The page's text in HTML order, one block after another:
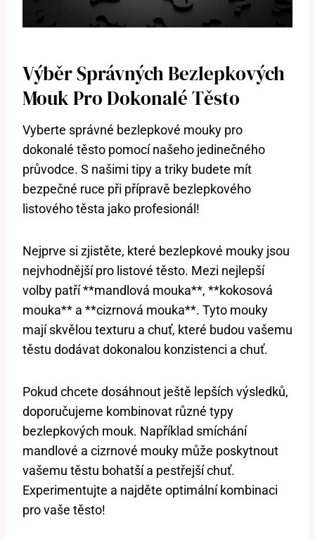
Výběr Správných Bezlepkových
Mouk Pro Dokonalé Těsto
Vyberte správné bezlepkové mouky pro
dokonalé těsto pomocí našeho jedinečného
průvodce. S našimi tipy a triky budete mít
bezpečné ruce při přípravě bezlepkového
listového těsta jako profesionál!
Nejprve si zjistěte, které bezlepkové mouky jsou
nejvhodnější pro listové těsto. Mezi nejlepší
volby patří **mandlová mouka**, **kokosová
mouka** a **cizrnová mouka**. Tyto mouky
mají skvělou texturu a chuť, které budou vašemu
těstu dodávat dokonalou konzistenci a chuť.
Pokud chcete dosáhnout ještě lepších výsledků,
doporučujeme kombinovat různé typy
bezlepkových mouk. Například smíchání
mandlové a cizrnové mouky může poskytnout
vašemu těstu bohatší a pestřejší chuť.
Experimentujte a najděte optimální kombinaci
pro vaše těsto!